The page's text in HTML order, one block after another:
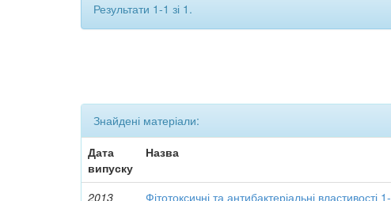
Результати 1-1 зі 1.
Знайдені матеріали:
Дата
випуску
Назва
2013 Фітотоксичні та антибактеріальні властивості 1-